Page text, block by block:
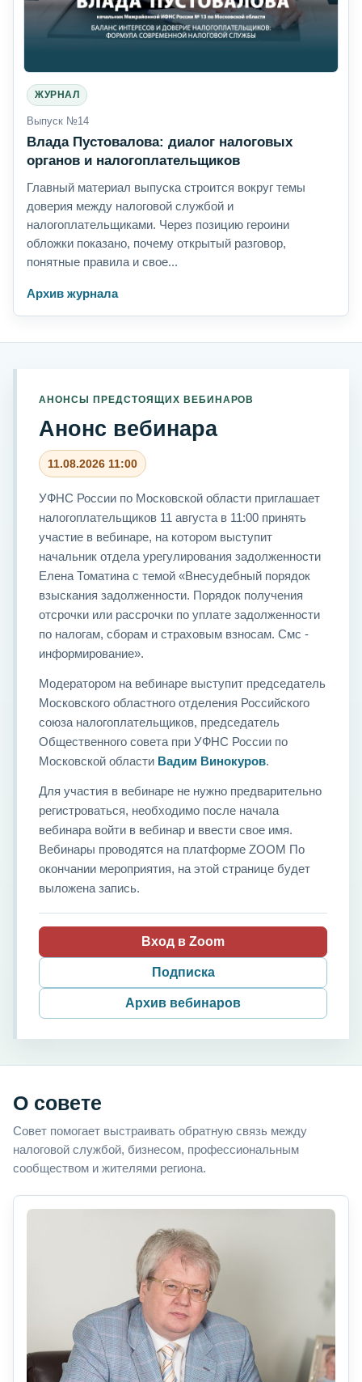
ЖУРНАЛ
Выпуск №14
Влада Пустовалова: диалог налоговых
органов и налогоплательщиков
Главный материал выпуска строится вокруг темы
доверия между налоговой службой и
налогоплательщиками. Через позицию героини
обложки показано, почему открытый разговор,
понятные правила и свое...
Архив журнала
АНОНСЫ ПРЕДСТОЯЩИХ ВЕБИНАРОВ
Анонс вебинара
11.08.2026 11:00
УФНС России по Московской области приглашает
налогоплательщиков 11 августа в 11:00 принять
участие в вебинаре, на котором выступит
начальник отдела урегулирования задолженности
Елена Томатина с темой «Внесудебный порядок
взыскания задолженности. Порядок получения
отсрочки или рассрочки по уплате задолженности
по налогам, сборам и страховым взносам. Смс -
информирование».
Модератором на вебинаре выступит председатель
Московского областного отделения Российского
союза налогоплательщиков, председатель
Общественного совета при УФНС России по
Московской области Вадим Винокуров.
Для участия в вебинаре не нужно предварительно
регистроваться, необходимо после начала
вебинара войти в вебинар и ввести свое имя.
Вебинары проводятся на платформе ZOOM По
окончании мероприятия, на этой странице будет
выложена запись.
Вход в Zoom
Подписка
Архив вебинаров
О совете
Совет помогает выстраивать обратную связь между
налоговой службой, бизнесом, профессиональным
сообществом и жителями региона.